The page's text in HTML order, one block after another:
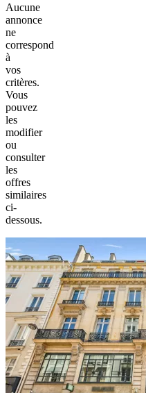
Aucune
annonce
ne
correspond
à
vos
critères.
Vous
pouvez
les
modifier
ou
consulter
les
offres
similaires
ci-
dessous.